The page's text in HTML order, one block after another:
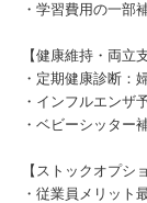
・学習費用の一部
【健康維持・両立
・定期健康診断：
・インフルエンザ
・ベビーシッター
【ストックオプシ
・従業員メリット